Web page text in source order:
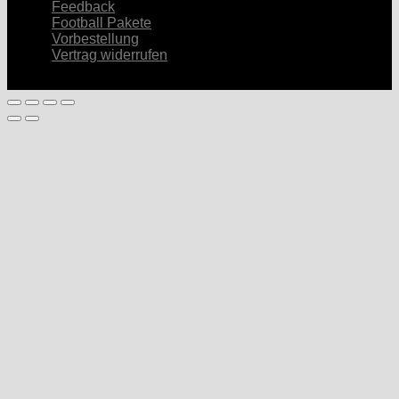
Feedback
Football Pakete
Vorbestellung
Vertrag widerrufen